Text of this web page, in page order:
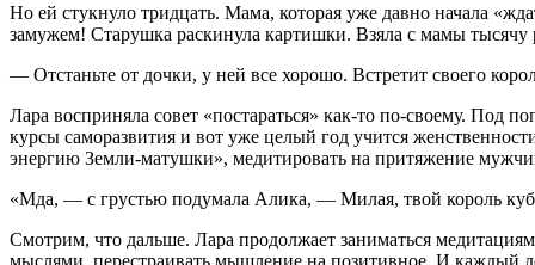
Но ей стукнуло тридцать. Мама, которая уже давно начала
замужем! Старушка раскинула картишки. Взяла с мамы тысячу
— Отстаньте от дочки, у ней все хорошо. Встретит своего
Лара восприняла совет «постараться» как-то по-своему. Под
курсы саморазвития и вот уже целый год учится
энергию Земли-матушки», медитировать на притяжение
«Мда, — с грустью подумала Алика, — Милая, твой король
Смотрим, что дальше. Лара продолжает заниматься
мыслями, перестраивать мышление на позитивное. И каждый